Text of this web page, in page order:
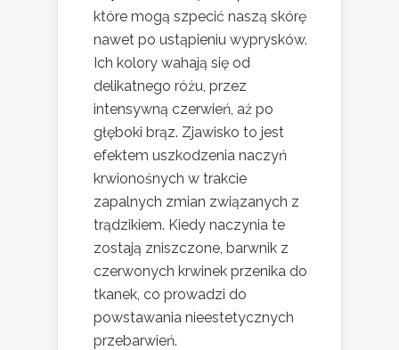
które mogą szpecić naszą skórę
nawet po ustąpieniu wyprysków.
Ich kolory wahają się od
delikatnego różu, przez
intensywną czerwień, aż po
głęboki brąz. Zjawisko to jest
efektem uszkodzenia naczyń
krwionośnych w trakcie
zapalnych zmian związanych z
trądzikiem. Kiedy naczynia te
zostają zniszczone, barwnik z
czerwonych krwinek przenika do
tkanek, co prowadzi do
powstawania nieestetycznych
przebarwień.